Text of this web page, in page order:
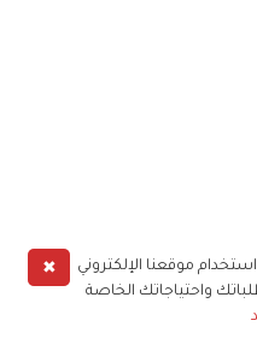
✖
موقعنا الإلكتروني
واحتياجاتك الخاصة